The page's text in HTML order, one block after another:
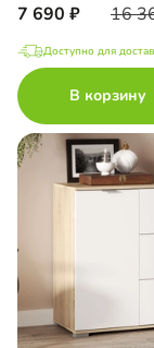
7 690 16
Доступно для
В корзину